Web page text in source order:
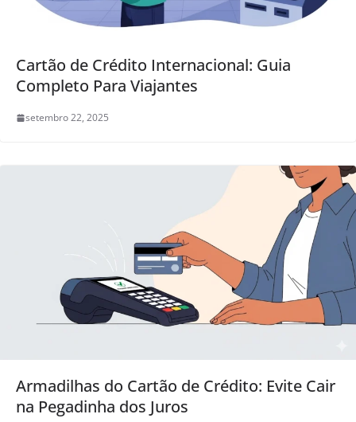
Cartão de Crédito Internacional: Guia
Completo Para Viajantes
setembro 22, 2025
Armadilhas do Cartão de Crédito: Evite Cair
na Pegadinha dos Juros